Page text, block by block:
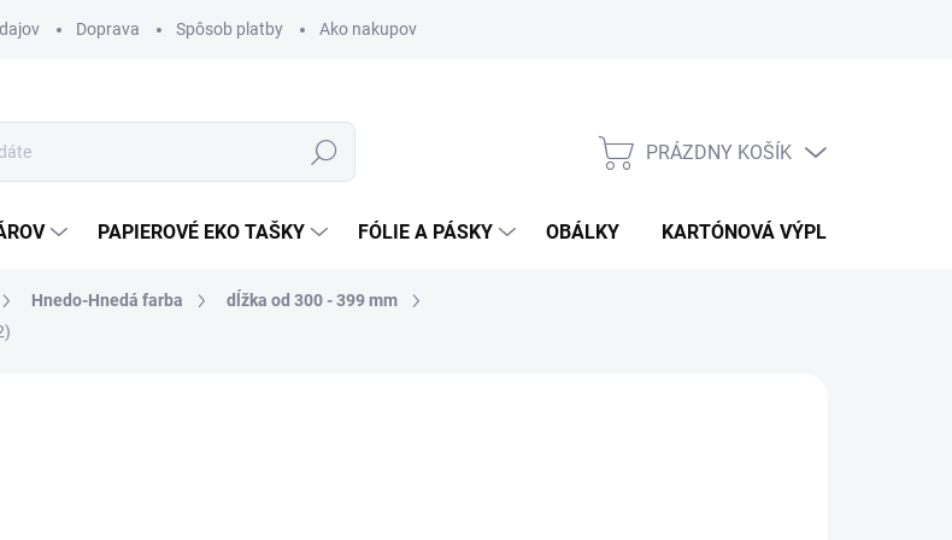
Doprava Spôsob platby Ako nakupovať
Hľadať
NÁKUPNÝ
PRÁZDNY KOŠÍK
PAPIEROVÉ EKO TAŠKY FÓLIE A PÁSKY OBÁLKY KARTÓNOVÁ VÝPLŇ
Hnedo-Hnedá farba
dĺžka od 300 - 399 mm